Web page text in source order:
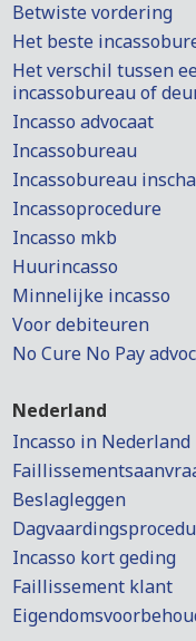
Betwiste vordering
Het beste
Het verschil tussen
incassobureau of
Incasso advocaat
Incassobureau
Incassobureau
Incassoprocedure
Incasso mkb
Huurincasso
Minnelijke incasso
Voor debiteuren
No Cure No Pay
Nederland
Incasso in Nederland
Beslagleggen
Incasso kort geding
Faillissement klant